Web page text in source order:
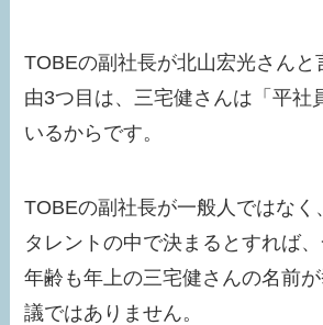
TOBEの副社長が北山宏光さんと
由3つ目は、三宅健さんは「平社
いるからです。
TOBEの副社長が一般人ではなく
タレントの中で決まるとすれば、
年齢も年上の三宅健さんの名前
議ではありません。